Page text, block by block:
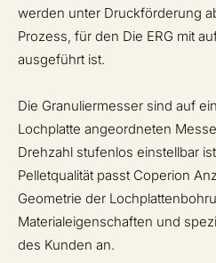
werden unter Druckförderung
Prozess, für den Die ERG mit
ausgeführt ist.
Die Granuliermesser sind auf
Lochplatte angeordneten
Drehzahl stufenlos einstellbar
Pelletqualität passt Coperion
Geometrie der
Materialeigenschaften und
des Kunden an.